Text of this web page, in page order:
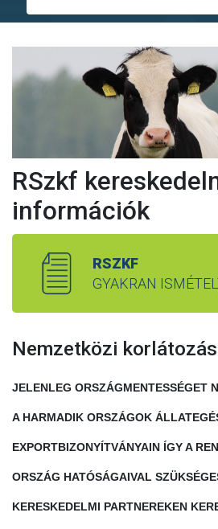
RSzkf
információk
RSZKF
GYAKRAN
Nemzetközi
JELENLEG ORSZÁGMENTESSÉGET
A HARMADIK ORSZÁGOK
EXPORTBIZONYÍTVÁNYAIN ÍGY A
ORSZÁG HATÓSÁGAIVAL
KERESKEDELMI PARTNEREKEN